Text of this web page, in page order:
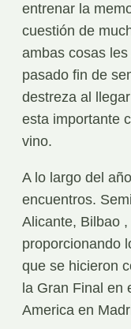
entrenar la
cuestión de
ambas cosas
pasado fin de
destreza al
esta importante
vino.
A lo largo del
encuentros.
Alicante, Bilbao
proporcionando
que se hicieron
la Gran Final en
America en